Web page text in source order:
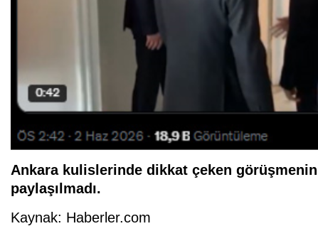
Ankara kulislerinde dikkat çeken
paylaşılmadı.
Kaynak: Haberler.com